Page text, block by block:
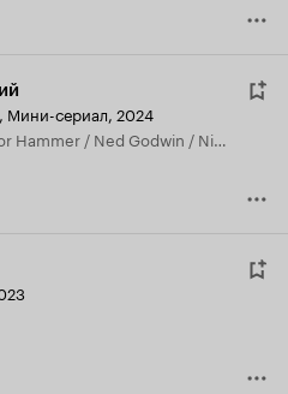
, Мини-сериал, 2024
/ Ned Godwin / Niko Damianos / The Priest